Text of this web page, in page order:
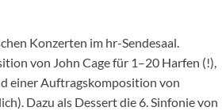
Konzerten im hr-Sendesaal.
von John Cage für 1–20 Harfen (!),
einer Auftragskomposition von
Dazu als Dessert die 6. Sinfonie von